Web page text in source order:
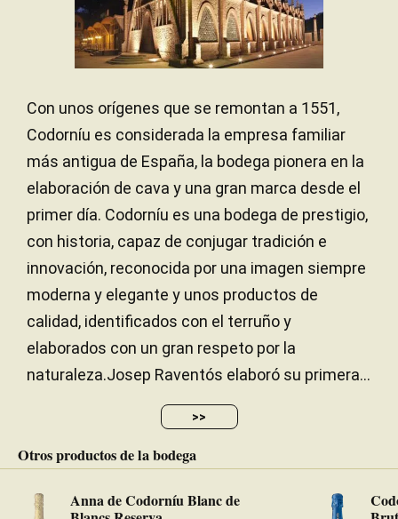
Con unos orígenes que se remontan a 1551,
Codorníu es considerada la empresa familiar
más antigua de España, la bodega pionera en la
elaboración de cava y una gran marca desde el
primer día. Codorníu es una bodega de prestigio,
con historia, capaz de conjugar tradición e
innovación, reconocida por una imagen siempre
moderna y elegante y unos productos de
calidad, identificados con el terruño y
elaborados con un gran respeto por la
naturaleza.Josep Raventós elaboró su primera...
>>
Otros productos de la bodega
Anna de Codorníu Blanc de